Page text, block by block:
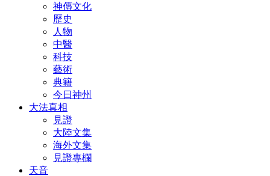
神傳文化
歷史
人物
中醫
科技
藝術
典籍
今日神州
大法真相
見證
大陸文集
海外文集
見證專欄
天音